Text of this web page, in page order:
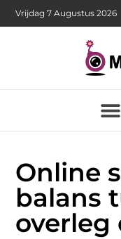
Vrijdag 7 Augustus 2026
Online
balans
overleg